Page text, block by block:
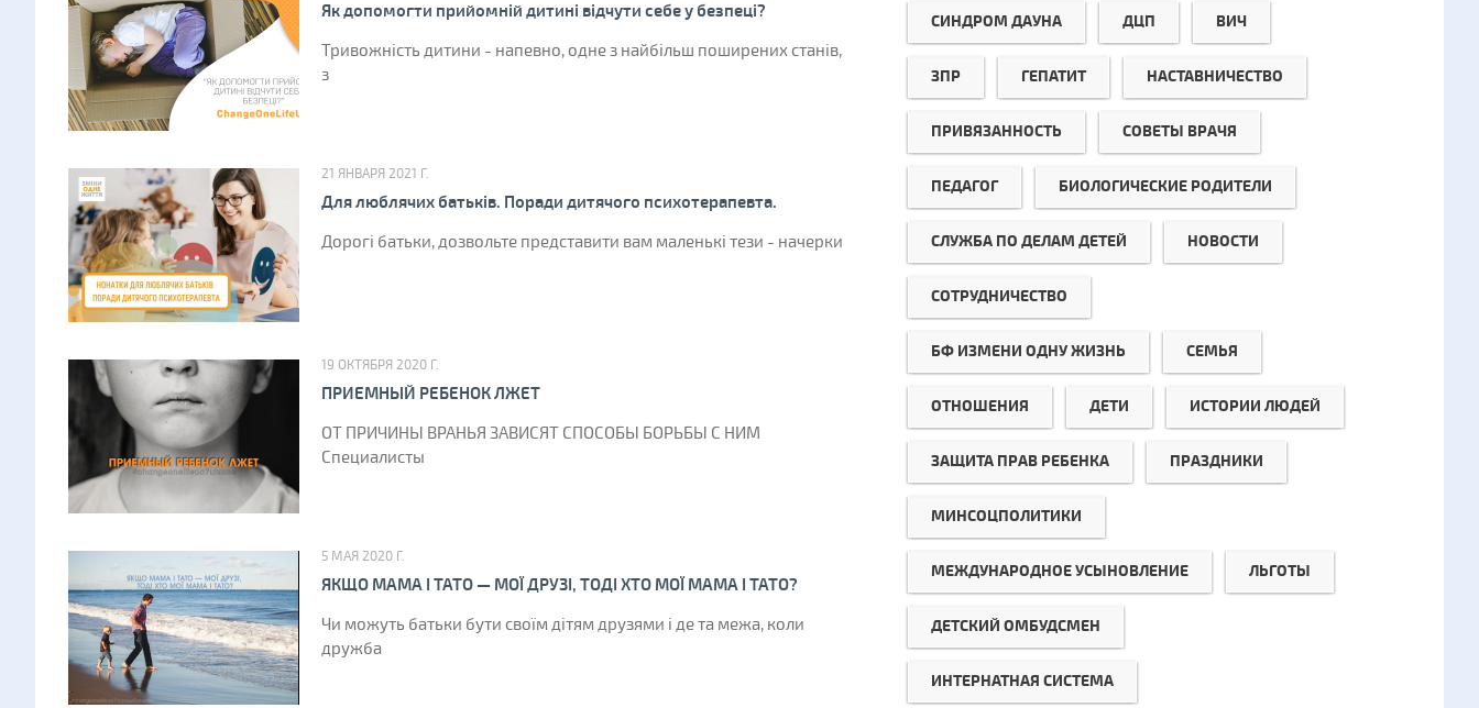
Як допомогти прийомній дитині відчути себе у безпеці?
Тривожність дитини - напевно, одне з найбільш поширених станів,
з
21 ЯНВАРЯ 2021 Г.
Для люблячих батьків. Поради дитячого психотерапевта.
Дорогі батьки, дозвольте представити вам маленькі тези - начерки
19 ОКТЯБРЯ 2020 Г.
ПРИЕМНЫЙ РЕБЕНОК ЛЖЕТ
ОТ ПРИЧИНЫ ВРАНЬЯ ЗАВИСЯТ СПОСОБЫ БОРЬБЫ С НИМ
Специалисты
5 МАЯ 2020 Г.
ЯКЩО МАМА І ТАТО — МОЇ ДРУЗІ, ТОДІ ХТО МОЇ МАМА І ТАТО?
Чи можуть батьки бути своїм дітям друзями і де та межа, коли
дружба
СИНДРОМ ДАУНА ДЦП ВИЧ
ЗПР ГЕПАТИТ НАСТАВНИЧЕСТВО
ПРИВЯЗАННОСТЬ СОВЕТЫ ВРАЧЯ
ПЕДАГОГ БИОЛОГИЧЕСКИЕ РОДИТЕЛИ
СЛУЖБА ПО ДЕЛАМ ДЕТЕЙ НОВОСТИ
СОТРУДНИЧЕСТВО
БФ ИЗМЕНИ ОДНУ ЖИЗНЬ СЕМЬЯ
ОТНОШЕНИЯ ДЕТИ ИСТОРИИ ЛЮДЕЙ
ЗАЩИТА ПРАВ РЕБЕНКА ПРАЗДНИКИ
МИНСОЦПОЛИТИКИ
МЕЖДУНАРОДНОЕ УСЫНОВЛЕНИЕ ЛЬГОТЫ
ДЕТСКИЙ ОМБУДСМЕН
ИНТЕРНАТНАЯ СИСТЕМА